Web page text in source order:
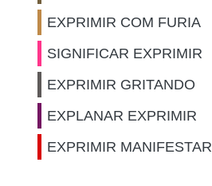
EXPRIMIR COM FURIA
SIGNIFICAR EXPRIMIR
EXPRIMIR GRITANDO
EXPLANAR EXPRIMIR
EXPRIMIR MANIFESTAR